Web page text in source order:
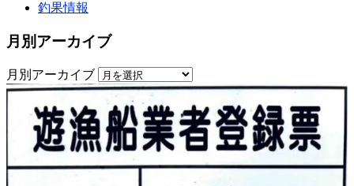
釣果情報
月別アーカイブ
月別アーカイブ